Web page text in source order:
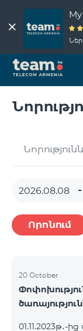
Որոնում
20 October
01.11.2023թ․-